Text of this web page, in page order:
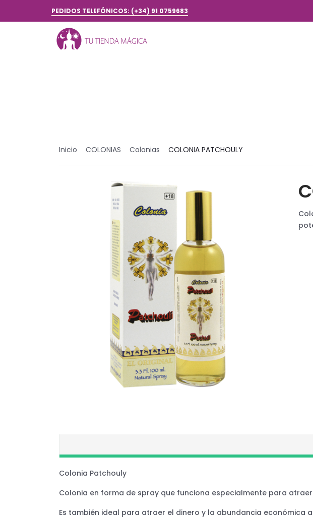
PEDIDOS TELEFÓNICOS: (+34) 91 0759683
Inicio COLONIAS Colonias COLONIA PATCHOULY
Colonia Patchouly
Colonia en forma de spray que funciona especialmente para
Es también ideal para atraer el dinero y la abundancia económica